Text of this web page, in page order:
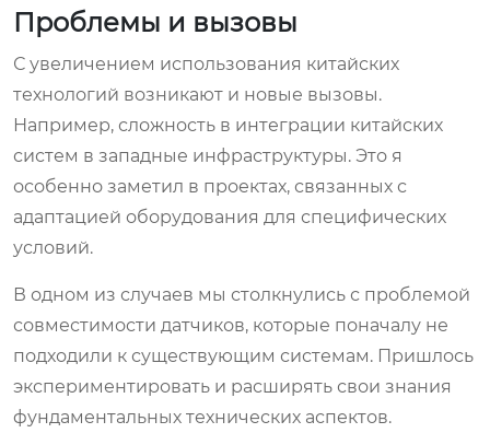
Проблемы и вызовы
С увеличением использования китайских
технологий возникают и новые вызовы.
Например, сложность в интеграции китайских
систем в западные инфраструктуры. Это я
особенно заметил в проектах, связанных с
адаптацией оборудования для специфических
условий.
В одном из случаев мы столкнулись с проблемой
совместимости датчиков, которые поначалу не
подходили к существующим системам. Пришлось
экспериментировать и расширять свои знания
фундаментальных технических аспектов.